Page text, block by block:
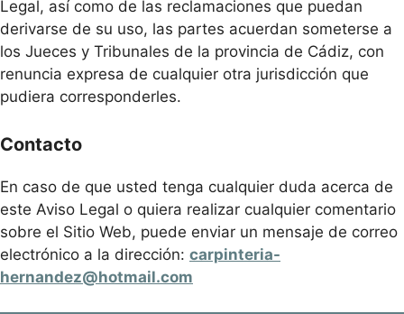
Legal, así como de las reclamaciones que puedan
derivarse de su uso, las partes acuerdan someterse a
los Jueces y Tribunales de la provincia de Cádiz, con
renuncia expresa de cualquier otra jurisdicción que
pudiera corresponderles.
Contacto
En caso de que usted tenga cualquier duda acerca de
este Aviso Legal o quiera realizar cualquier comentario
sobre el Sitio Web, puede enviar un mensaje de correo
electrónico a la dirección: carpinteria-
hernandez@hotmail.com